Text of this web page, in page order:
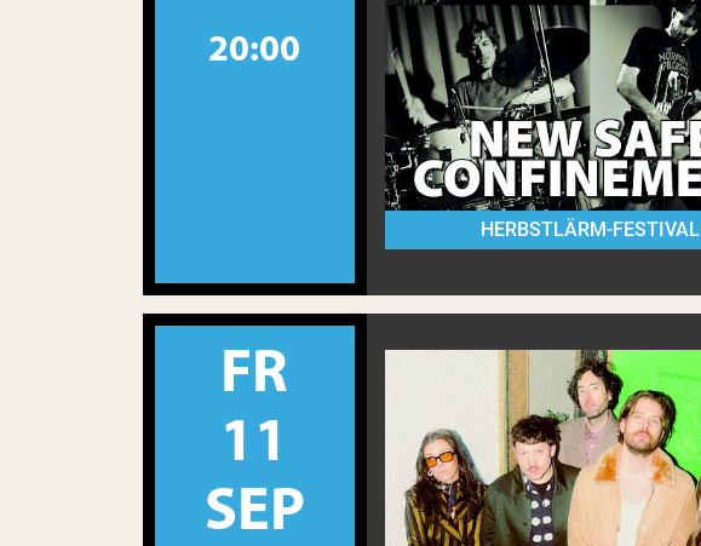
20:00
HERBSTLÄRM-FESTIVAL
FR
11
SEP